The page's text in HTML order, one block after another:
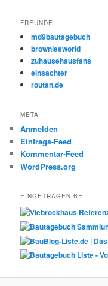
FREUNDE
md9bautagebuch
browniesworld
zuhausehausfans
einsachter
routan.de
META
Anmelden
Eintrags-Feed
Kommentar-Feed
WordPress.org
EINGETRAGEN BEI